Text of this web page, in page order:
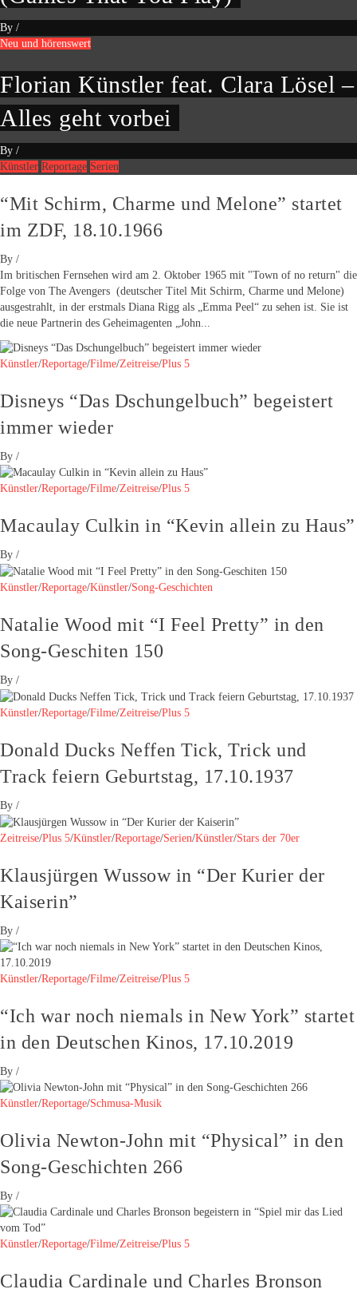
By /
Neu und hörenswert
Florian Künstler feat. Clara Lösel –
Alles geht vorbei
By /
Künstler Reportage Serien
“Mit Schirm, Charme und Melone” startet
im ZDF, 18.10.1966
By /
Im britischen Fernsehen wird am 2. Oktober 1965 mit "Town of no return" die
Folge von The Avengers (deutscher Titel Mit Schirm, Charme und Melone)
ausgestrahlt, in der erstmals Diana Rigg als „Emma Peel“ zu sehen ist. Sie ist
die neue Partnerin des Geheimagenten „John...
Künstler/Reportage/Filme/Zeitreise/Plus 5
Disneys “Das Dschungelbuch” begeistert
immer wieder
By /
Künstler/Reportage/Filme/Zeitreise/Plus 5
Macaulay Culkin in “Kevin allein zu Haus”
By /
Künstler/Reportage/Künstler/Song-Geschichten
Natalie Wood mit “I Feel Pretty” in den
Song-Geschiten 150
By /
Künstler/Reportage/Filme/Zeitreise/Plus 5
Donald Ducks Neffen Tick, Trick und
Track feiern Geburtstag, 17.10.1937
By /
Zeitreise/Plus 5/Künstler/Reportage/Serien/Künstler/Stars der 70er
Klausjürgen Wussow in “Der Kurier der
Kaiserin”
By /
Künstler/Reportage/Filme/Zeitreise/Plus 5
“Ich war noch niemals in New York” startet
in den Deutschen Kinos, 17.10.2019
By /
Künstler/Reportage/Schmusa-Musik
Olivia Newton-John mit “Physical” in den
Song-Geschichten 266
By /
Künstler/Reportage/Filme/Zeitreise/Plus 5
Claudia Cardinale und Charles Bronson